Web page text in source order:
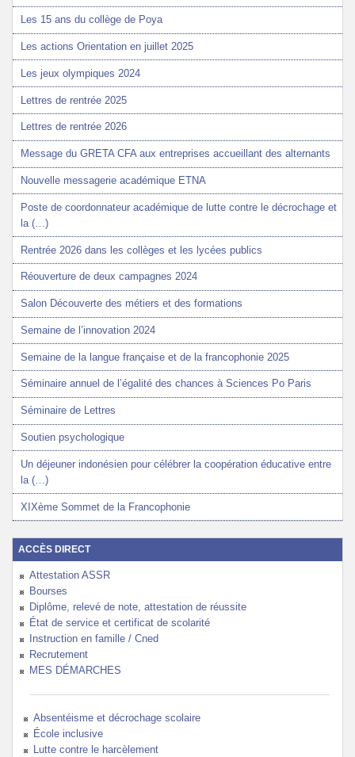
Les 15 ans du collège de Poya
Les actions Orientation en juillet 2025
Les jeux olympiques 2024
Lettres de rentrée 2025
Lettres de rentrée 2026
Message du GRETA CFA aux entreprises accueillant des alternants
Nouvelle messagerie académique ETNA
Poste de coordonnateur académique de lutte contre le décrochage et
la (…)
Rentrée 2026 dans les collèges et les lycées publics
Réouverture de deux campagnes 2024
Salon Découverte des métiers et des formations
Semaine de l’innovation 2024
Semaine de la langue française et de la francophonie 2025
Séminaire annuel de l’égalité des chances à Sciences Po Paris
Séminaire de Lettres
Soutien psychologique
Un déjeuner indonésien pour célébrer la coopération éducative entre
la (…)
XIXème Sommet de la Francophonie
ACCÈS DIRECT
Attestation ASSR
Bourses
Diplôme, relevé de note, attestation de réussite
État de service et certificat de scolarité
Instruction en famille / Cned
Recrutement
MES DÉMARCHES
Absentéisme et décrochage scolaire
École inclusive
Lutte contre le harcèlement